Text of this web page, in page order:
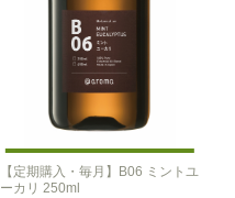
【定期購入・毎月】B06 ミントユ
ーカリ 250ml